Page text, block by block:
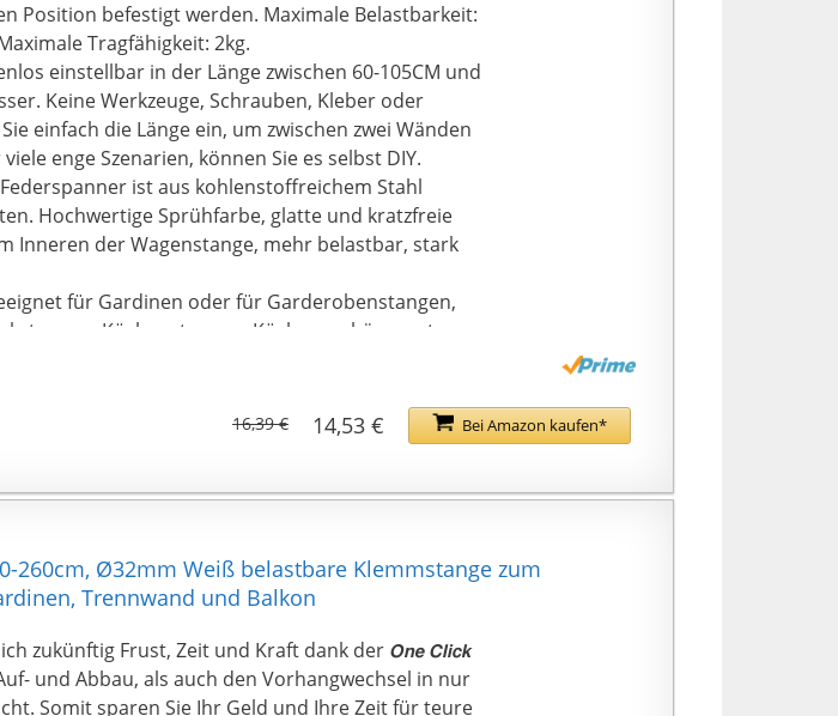
Position befestigt werden. Maximale Belastbarkeit:
Tragfähigkeit: 2kg.
einstellbar in der Länge zwischen 60-105CM und
Keine Werkzeuge, Schrauben, Kleber oder
einfach die Länge ein, um zwischen zwei Wänden
enge Szenarien, können Sie es selbst DIY.
ist aus kohlenstoffreichem Stahl
Hochwertige Sprühfarbe, glatte und kratzfreie
Inneren der Wagenstange, mehr belastbar, stark
für Gardinen oder für Garderobenstangen,
Küchenstangen, Küchenvorhänge, etc.
Bei Amazon kaufen*
14,53 €
16,39 €
260cm, Ø32mm Weiß belastbare Klemmstange zum
Trennwand und Balkon
zukünftig Frust, Zeit und Kraft dank der 𝙊𝙣𝙚 𝘾𝙡𝙞𝙘𝙠
und Abbau, als auch den Vorhangwechsel in nur
Somit sparen Sie Ihr Geld und Ihre Zeit für teure